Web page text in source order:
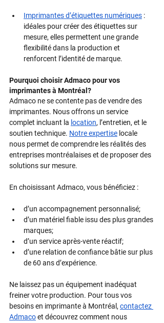
Imprimantes d’étiquettes numériques :
idéales pour créer des étiquettes sur
mesure, elles permettent une grande
flexibilité dans la production et
renforcent l’identité de marque.
Pourquoi choisir Admaco pour vos
imprimantes à Montréal?
Admaco ne se contente pas de vendre des
imprimantes. Nous offrons un service
complet incluant la location, l’entretien, et le
soutien technique. Notre expertise locale
nous permet de comprendre les réalités des
entreprises montréalaises et de proposer des
solutions sur mesure.
En choisissant Admaco, vous bénéficiez :
d’un accompagnement personnalisé;
d’un matériel fiable issu des plus grandes
marques;
d’un service après-vente réactif;
d’une relation de confiance bâtie sur plus
de 60 ans d’expérience.
Ne laissez pas un équipement inadéquat
freiner votre production. Pour tous vos
besoins en imprimante à Montréal, contactez
Admaco et découvrez comment nous